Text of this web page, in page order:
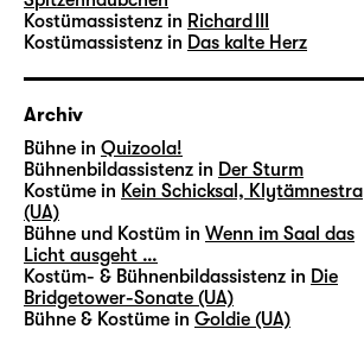
Kostümassistenz in Richard III
Kostümassistenz in Das kalte Herz
Archiv
Bühne in Quizoola!
Bühnenbildassistenz in Der Sturm
Kostüme in Kein Schicksal, Klytämnestra
(UA)
Bühne und Kostüm in Wenn im Saal das
Licht ausgeht …
Kostüm- & Bühnenbildassistenz in Die
Bridgetower-Sonate (UA)
Bühne & Kostüme in Goldie (UA)